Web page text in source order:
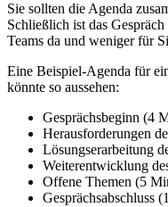
Sie sollten die Agenda
Schließlich ist das
Teams da und weniger für
Eine Beispiel-Agenda für
könnte so aussehen:
Gesprächsbeginn (4
Herausforderungen
Lösungserarbeitung
Weiterentwicklung
Offene Themen (5
Gesprächsabschluss